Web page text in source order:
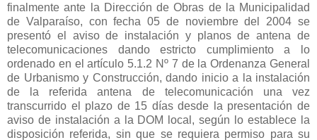
finalmente ante la Dirección de Obras de la Municipalidad
de Valparaíso, con fecha 05 de noviembre del 2004 se
presentó el aviso de instalación y planos de antena de
telecomunicaciones dando estricto cumplimiento a lo
ordenado en el artículo 5.1.2 Nº 7 de la Ordenanza General
de Urbanismo y Construcción, dando inicio a la instalación
de la referida antena de telecomunicación una vez
transcurrido el plazo de 15 días desde la presentación de
aviso de instalación a la DOM local, según lo establece la
disposición referida, sin que se requiera permiso para su